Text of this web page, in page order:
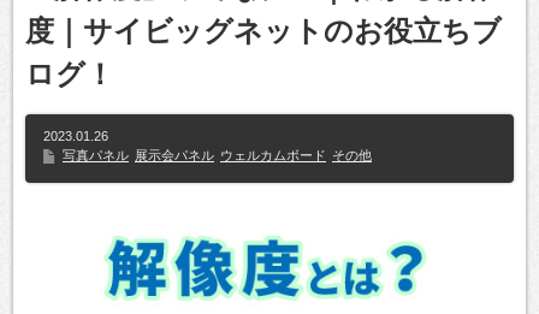
度｜サイビッグネットのお役立ちブ
ログ！
2023.01.26
写真パネル 展示会パネル ウェルカムボード その他